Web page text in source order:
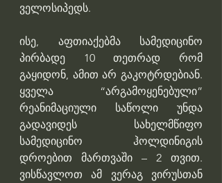
ველოსიპედს.
ისე, აფთიაქებმა სამედიცინო
პირბადე 10 თეთრად რომ
გაყიდონ, ამით არ გაკოტრდებიან.
ყველა “არგამოყენებული”
რეანიმაციული საწოლი უნდა
გადავიდეს სახელმწიფო
სამედიცინო ჰოლდინიგის
დროებით მართვაში – 2 თვით.
ვისწავლოთ ამ ვერაგ ვირუსთან